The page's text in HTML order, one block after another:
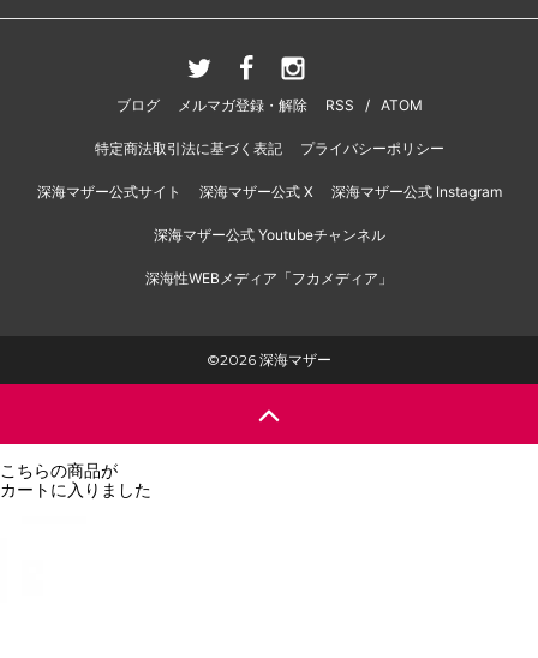
ブログ メルマガ登録・解除 RSS / ATOM
特定商法取引法に基づく表記 プライバシーポリシー
深海マザー公式サイト 深海マザー公式 X 深海マザー公式 Instagram
深海マザー公式 Youtubeチャンネル
深海性WEBメディア「フカメディア」
©2026 深海マザー
こちらの商品が
カートに入りました